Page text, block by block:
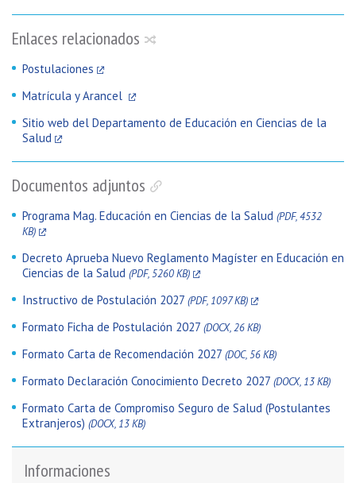
Enlaces relacionados
Postulaciones
Matrícula y Arancel
Sitio web del Departamento de Educación en Ciencias de la
Salud
Documentos adjuntos
Programa Mag. Educación en Ciencias de la Salud (PDF, 4532
KB)
Decreto Aprueba Nuevo Reglamento Magíster en Educación en
Ciencias de la Salud (PDF, 5260 KB)
Instructivo de Postulación 2027 (PDF, 1097 KB)
Formato Ficha de Postulación 2027 (DOCX, 26 KB)
Formato Carta de Recomendación 2027 (DOC, 56 KB)
Formato Declaración Conocimiento Decreto 2027 (DOCX, 13 KB)
Formato Carta de Compromiso Seguro de Salud (Postulantes
Extranjeros) (DOCX, 13 KB)
Informaciones